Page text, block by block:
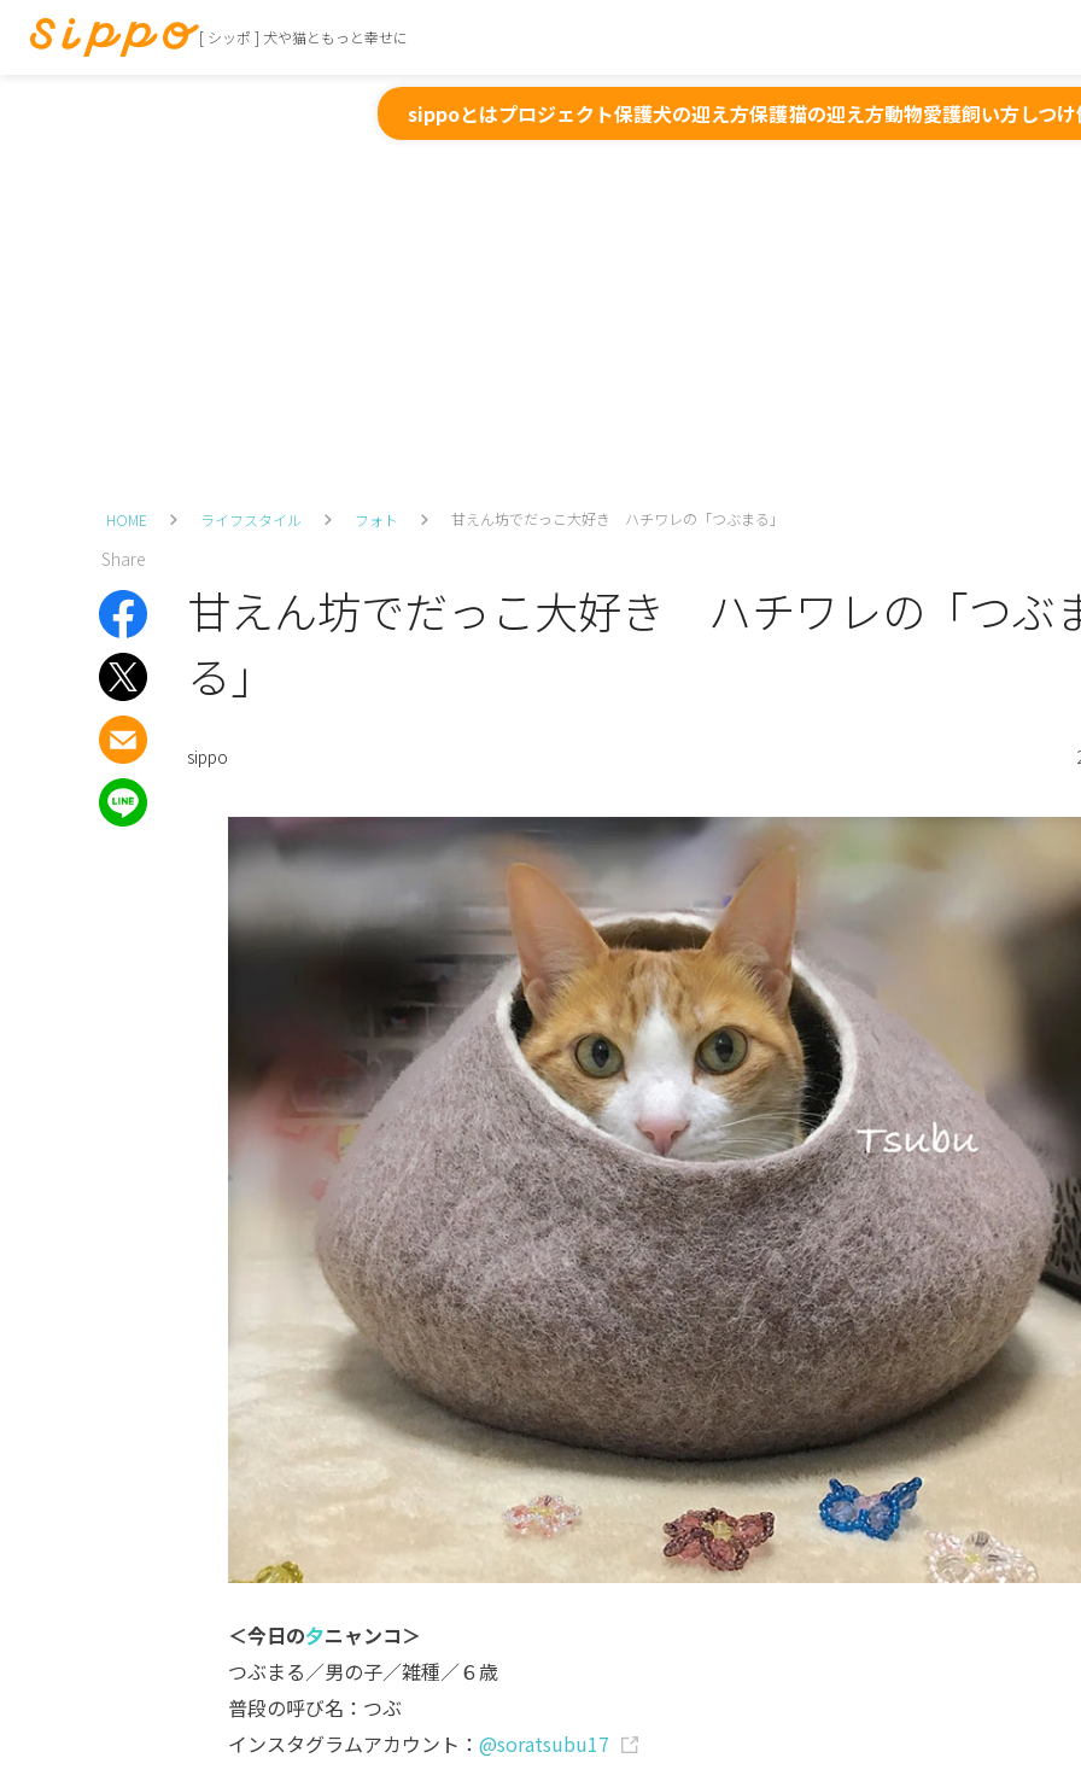
[ シッポ ] 犬や猫ともっと幸せに
sippoとはプロジェクト保護犬の迎え方保護猫の迎え方動物愛護飼い方しつけ
HOME ライフスタイル フォト 甘えん坊でだっこ大好き ハチワレの「つぶまる」
Share
甘えん坊でだっこ大好き ハチワレの「つぶ
る」
sippo
＜今日の夕ニャンコ＞
つぶまる／男の子／雑種／６歳
普段の呼び名：つぶ
インスタグラムアカウント： @soratsubu17